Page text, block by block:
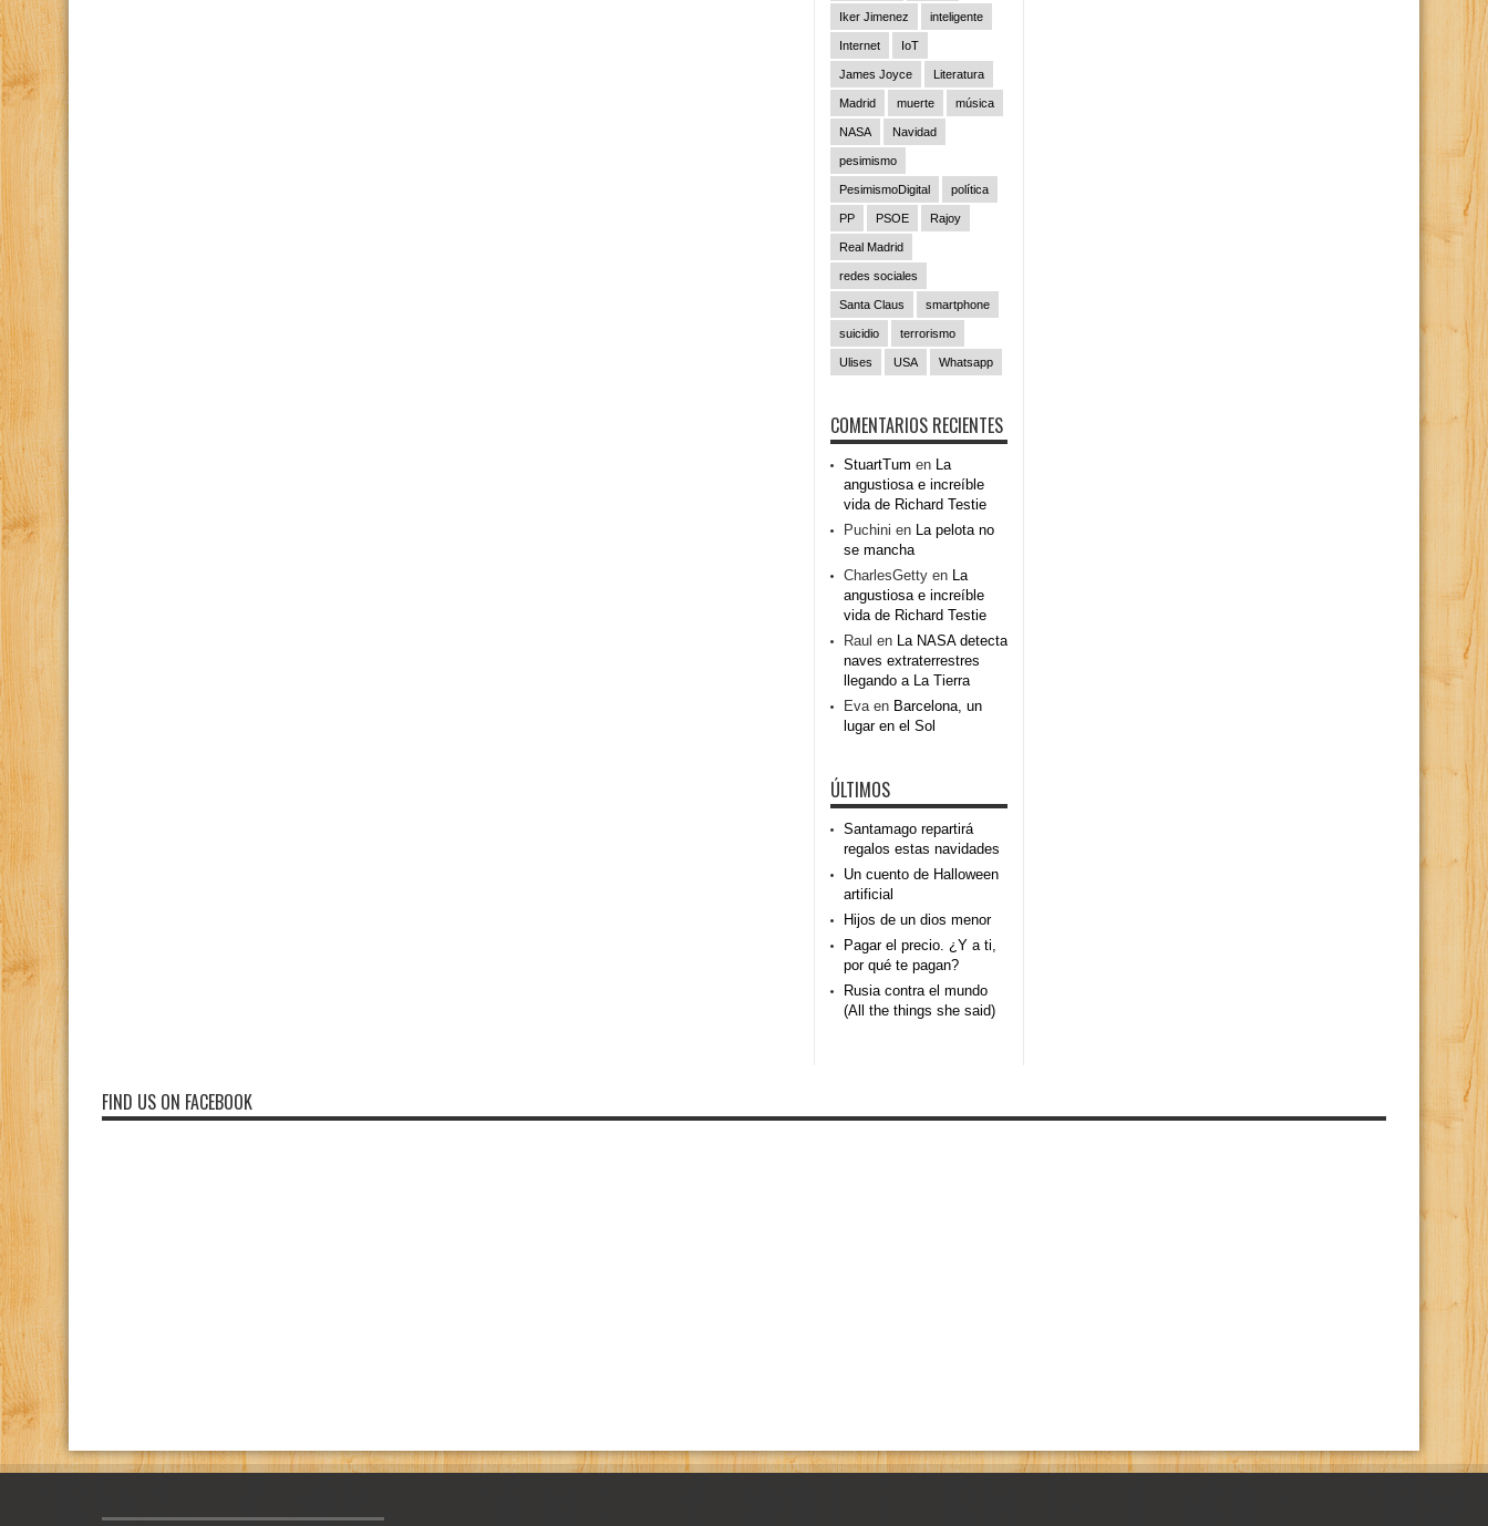
Iker Jimenez inteligente
Internet IoT
James Joyce Literatura
Madrid muerte música
NASA Navidad
pesimismo
PesimismoDigital política
PP PSOE Rajoy
Real Madrid
redes sociales
Santa Claus smartphone
suicidio terrorismo
Ulises USA Whatsapp
COMENTARIOS RECIENTES
StuartTum en La
angustiosa e increíble
vida de Richard Testie
Puchini en La pelota no
se mancha
CharlesGetty en La
angustiosa e increíble
vida de Richard Testie
Raul en La NASA detecta
naves extraterrestres
llegando a La Tierra
Evaen Barcelona, un
lugar en el Sol
ÚLTIMOS
Santamago repartirá
regalos estas navidades
Un cuento de Halloween
artificial
Hijos de un dios menor
Pagar el precio. ¿Y a ti,
por qué te pagan?
Rusia contra el mundo
(All the things she said)
FIND US ON FACEBOOK